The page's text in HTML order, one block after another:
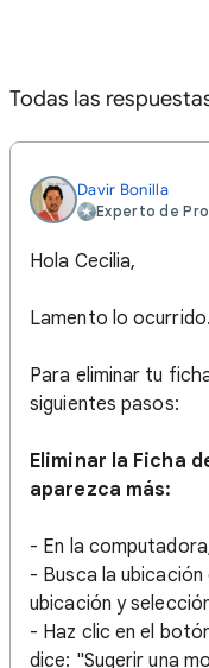
Todas las
Davir Bonilla
Experto de
Hola Cecilia,
Lamento lo ocurrido.
Para eliminar tu
siguientes pasos:
Eliminar la Ficha
aparezca más:
- En la
- Busca la
ubicación y
- Haz clic en el
dice: "Sugerir una